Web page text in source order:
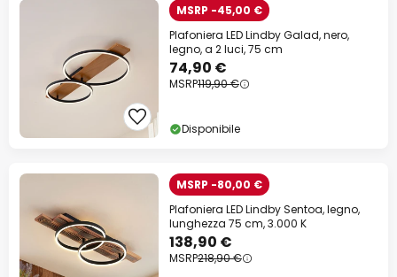
MSRP -45,00 €
Plafoniera LED Lindby Galad, nero,
legno, a 2 luci, 75 cm
74,90 €
MSRP119,90 €
Disponibile
MSRP -80,00 €
Plafoniera LED Lindby Sentoa, legno,
lunghezza 75 cm, 3.000 K
138,90 €
MSRP218,90 €